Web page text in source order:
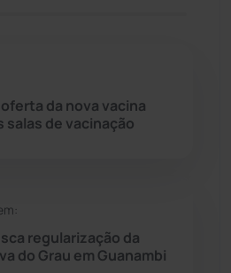
(96)
da nova vacina
salas de vacinação
regularização da
do Grau em Guanambi